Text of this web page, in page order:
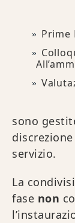
Prime
sono
servizio.
La
fase non